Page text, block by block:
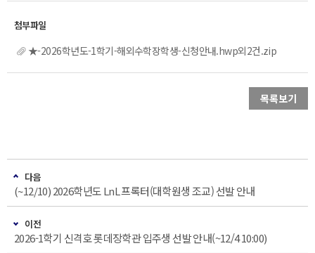
★-2026학년도-1학기-해외수학장학생-신청안내.hwp외2건.zip
목록보기
다음
(~12/10) 2026학년도 LnL 프록터(대학원생 조교) 선발 안내
이전
2026-1학기 신격호 롯데장학관 입주생 선발 안내(~12/4 10:00)